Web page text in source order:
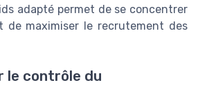
adapté permet de se concentrer
de maximiser le recrutement des
le contrôle du